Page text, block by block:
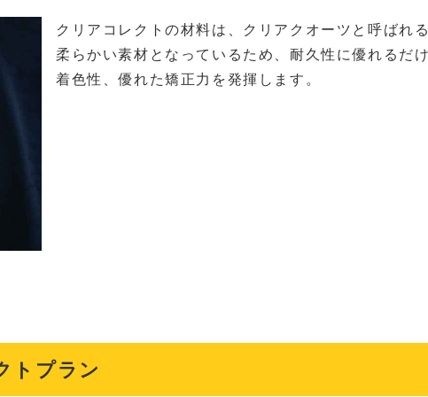
クリアコレクトの材料は、クリアクオーツと呼ばれ
柔らかい素材となっているため、耐久性に優れるだ
着色性、優れた矯正力を発揮します。
トプラン